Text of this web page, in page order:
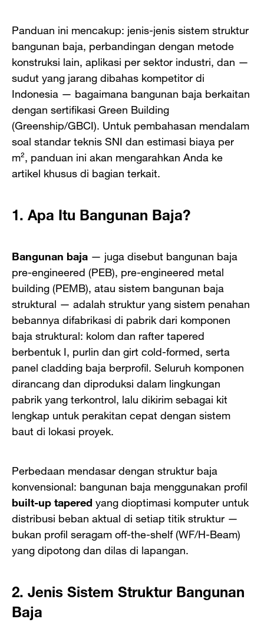
Panduan ini mencakup: jenis-jenis sistem struktur
bangunan baja, perbandingan dengan metode
konstruksi lain, aplikasi per sektor industri, dan —
sudut yang jarang dibahas kompetitor di
Indonesia — bagaimana bangunan baja berkaitan
dengan sertifikasi Green Building
(Greenship/GBCI). Untuk pembahasan mendalam
soal standar teknis SNI dan estimasi biaya per
m², panduan ini akan mengarahkan Anda ke
artikel khusus di bagian terkait.
1. Apa Itu Bangunan Baja?
Bangunan baja — juga disebut bangunan baja
pre-engineered (PEB), pre-engineered metal
building (PEMB), atau sistem bangunan baja
struktural — adalah struktur yang sistem penahan
bebannya difabrikasi di pabrik dari komponen
baja struktural: kolom dan rafter tapered
berbentuk I, purlin dan girt cold-formed, serta
panel cladding baja berprofil. Seluruh komponen
dirancang dan diproduksi dalam lingkungan
pabrik yang terkontrol, lalu dikirim sebagai kit
lengkap untuk perakitan cepat dengan sistem
baut di lokasi proyek.
Perbedaan mendasar dengan struktur baja
konvensional: bangunan baja menggunakan profil
built-up taperedyang dioptimasi komputer untuk
distribusi beban aktual di setiap titik struktur —
bukan profil seragam off-the-shelf (WF/H-Beam)
yang dipotong dan dilas di lapangan.
2. Jenis Sistem Struktur Bangunan
Baja